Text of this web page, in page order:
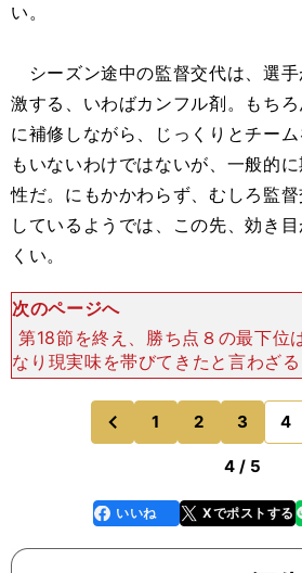
い。
シーズン途中の監督交代は、選
激する、いわばカンフル剤。もち
に補修しながら、じっくりとチー
もいないわけではないが、一般的
性だ。にもかかわらず、むしろ監
しているようでは、この先、効き
くい。
次のページへ
第18節を終え、勝ち点８の最下位
なり現実味を帯びてきたと言わざ
去のデータをひも解いても、J1が
された2005年以降、第18節終了時
前
のページへ
1 2 3 4
のページへ
4 / 5
faceboo
k
いいね Xでポストする
line